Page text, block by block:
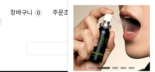
장바구니 0 주문조회 마이페이지